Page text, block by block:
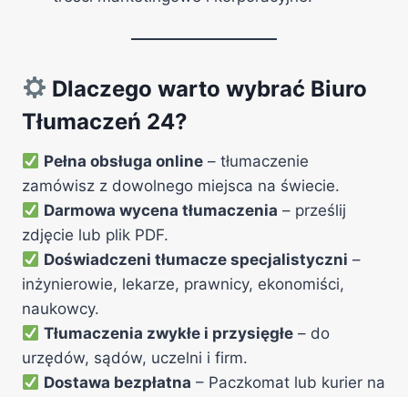
Dlaczego warto wybrać Biuro
Tłumaczeń 24?
Pełna obsługa online – tłumaczenie
zamówisz z dowolnego miejsca na świecie.
Darmowa wycena tłumaczenia – prześlij
zdjęcie lub plik PDF.
Doświadczeni tłumacze specjalistyczni –
inżynierowie, lekarze, prawnicy, ekonomiści,
naukowcy.
Tłumaczenia zwykłe i przysięgłe – do
urzędów, sądów, uczelni i firm.
Dostawa bezpłatna – Paczkomat lub kurier na